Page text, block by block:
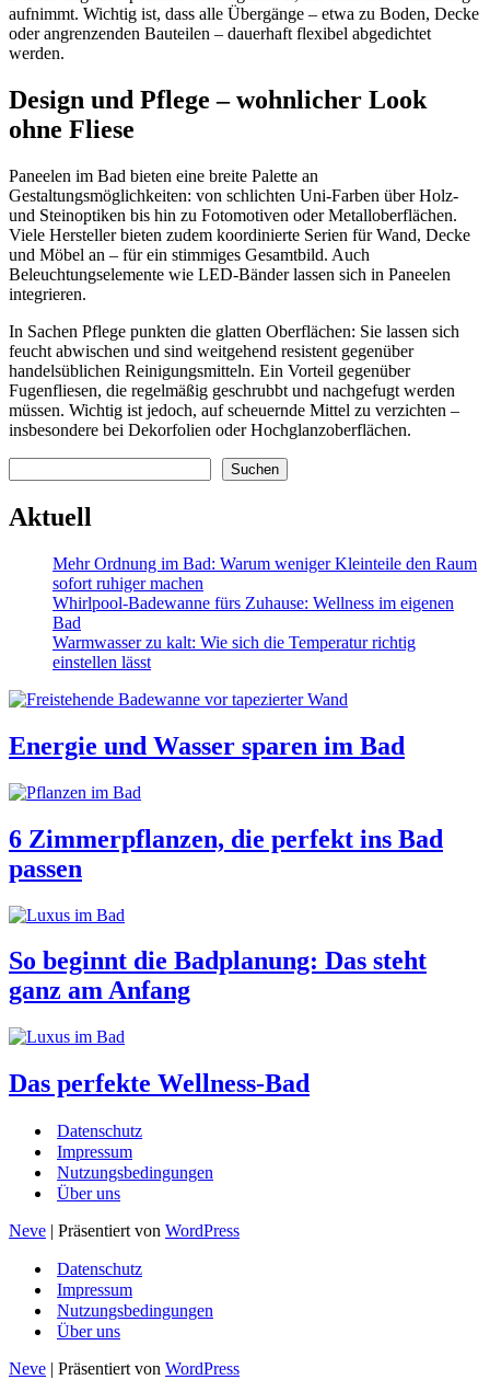
aufnimmt. Wichtig ist, dass alle Übergänge – etwa zu Boden, Decke
oder angrenzenden Bauteilen – dauerhaft flexibel abgedichtet
werden.
Design und Pflege – wohnlicher Look
ohne Fliese
Paneelen im Bad bieten eine breite Palette an
Gestaltungsmöglichkeiten: von schlichten Uni-Farben über Holz-
und Steinoptiken bis hin zu Fotomotiven oder Metalloberflächen.
Viele Hersteller bieten zudem koordinierte Serien für Wand, Decke
und Möbel an – für ein stimmiges Gesamtbild. Auch
Beleuchtungselemente wie LED-Bänder lassen sich in Paneelen
integrieren.
In Sachen Pflege punkten die glatten Oberflächen: Sie lassen sich
feucht abwischen und sind weitgehend resistent gegenüber
handelsüblichen Reinigungsmitteln. Ein Vorteil gegenüber
Fugenfliesen, die regelmäßig geschrubbt und nachgefugt werden
müssen. Wichtig ist jedoch, auf scheuernde Mittel zu verzichten –
insbesondere bei Dekorfolien oder Hochglanzoberflächen.
Suchen
Aktuell
Mehr Ordnung im Bad: Warum weniger Kleinteile den Raum
sofort ruhiger machen
Whirlpool-Badewanne fürs Zuhause: Wellness im eigenen
Bad
Warmwasser zu kalt: Wie sich die Temperatur richtig
einstellen lässt
Energie und Wasser sparen im Bad
6 Zimmerpflanzen, die perfekt ins Bad
passen
So beginnt die Badplanung: Das steht
ganz am Anfang
Das perfekte Wellness-Bad
Datenschutz
Impressum
Nutzungsbedingungen
Über uns
Neve | Präsentiert von WordPress
Datenschutz
Impressum
Nutzungsbedingungen
Über uns
Neve | Präsentiert von WordPress